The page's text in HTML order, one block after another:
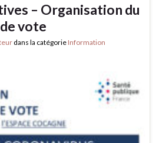
– Organisation du
vote
dans la catégorie Information